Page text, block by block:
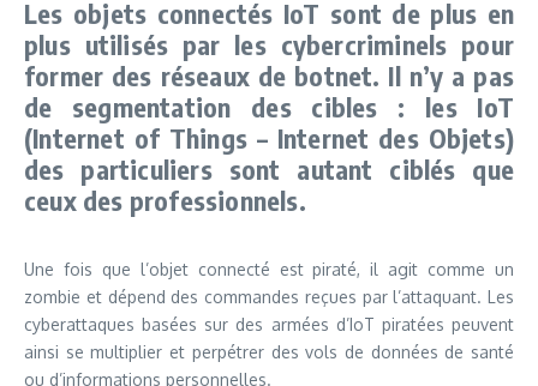
Les objets connectés IoT sont de plus en
plus utilisés par les cybercriminels pour
former des réseaux de botnet. Il n’y a pas
de segmentation des cibles : les IoT
(Internet of Things – Internet des Objets)
des particuliers sont autant ciblés que
ceux des professionnels.
Une fois que l’objet connecté est piraté, il agit comme un
zombie et dépend des commandes reçues par l’attaquant. Les
cyberattaques basées sur des armées d’IoT piratées peuvent
ainsi se multiplier et perpétrer des vols de données de santé
ou d’informations personnelles.